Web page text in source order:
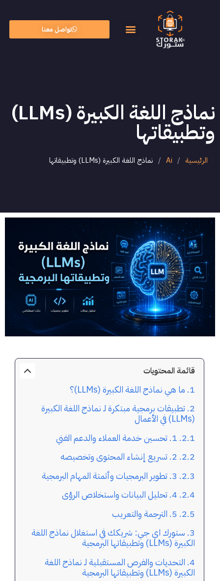
تواصل معنا
نماذج اللغة الكبيرة (LLMs)
وتطبيقاتها
الرئيسية /
Ai
/ نماذج اللغة الكبيرة (LLMs) وتطبيقاتها
قائمة المحتويات
ما هي نماذج اللغة الكبيرة (LLMs)؟
تطبيقات برمجية مبتكرة لـ نماذج اللغة الكبيرة
(LLMs) في الأعمال
1. تحسين خدمة العملاء والدعم الفني
2. تسريع إنشاء المحتوى وتخصيصه
3. تطوير البرمجيات وأتمتة المهام البرمجية
4. تحليل البيانات واستخلاص الرؤى
5. الترجمة والتعريب
ستورك اي جي: شريكك في استغلال نماذج اللغة
الكبيرة (LLMs) وتطبيقاتها البرمجية
التحديات والفرص المستقبلية لـ نماذج اللغة
الكبيرة (LLMs) وتطبيقاتها البرمجية